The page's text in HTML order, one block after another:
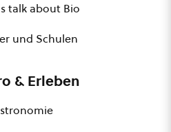
talk about Bio
und Schulen
& Erleben